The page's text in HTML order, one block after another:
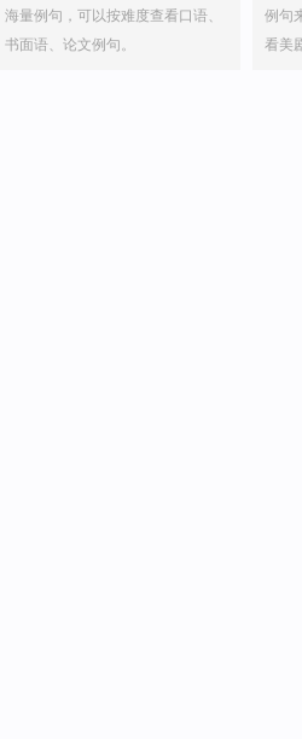
海量例句，可以按难度查看口语、
书面语、论文例句。
例句
看美